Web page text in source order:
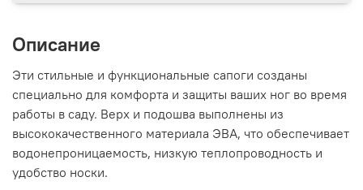
Описание
Эти стильные и функциональные сапоги созданы
специально для комфорта и защиты ваших ног во время
работы в саду. Верх и подошва выполнены из
высококачественного материала ЭВА, что обеспечивает
водонепроницаемость, низкую теплопроводность и
удобство носки.